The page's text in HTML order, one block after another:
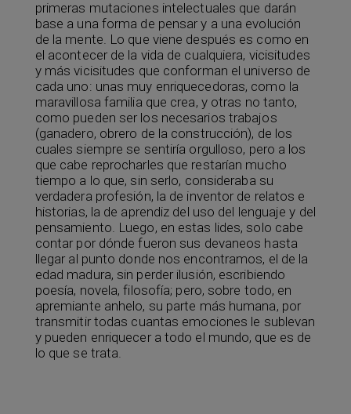
primeras mutaciones intelectuales que darán
base a una forma de pensar y a una evolución
de la mente. Lo que viene después es como en
el acontecer de la vida de cualquiera, vicisitudes
y más vicisitudes que conforman el universo de
cada uno: unas muy enriquecedoras, como la
maravillosa familia que crea, y otras no tanto,
como pueden ser los necesarios trabajos
(ganadero, obrero de la construcción), de los
cuales siempre se sentiría orgulloso, pero a los
que cabe reprocharles que restarían mucho
tiempo a lo que, sin serlo, consideraba su
verdadera profesión, la de inventor de relatos e
historias, la de aprendiz del uso del lenguaje y del
pensamiento. Luego, en estas lides, solo cabe
contar por dónde fueron sus devaneos hasta
llegar al punto donde nos encontramos, el de la
edad madura, sin perder ilusión, escribiendo
poesía, novela, filosofía; pero, sobre todo, en
apremiante anhelo, su parte más humana, por
transmitir todas cuantas emociones le sublevan
y pueden enriquecer a todo el mundo, que es de
lo que se trata.